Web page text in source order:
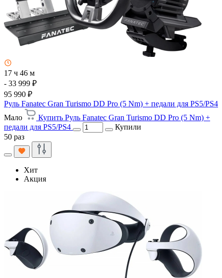
17 ч 46 м
- 33 999 ₽
95 990 ₽
Руль Fanatec Gran Turismo DD Pro (5 Nm) + педали для PS5/PS4
Мало
Купить Руль Fanatec Gran Turismo DD Pro (5 Nm) +
педали для PS5/PS4
Купили
50 раз
Хит
Акция